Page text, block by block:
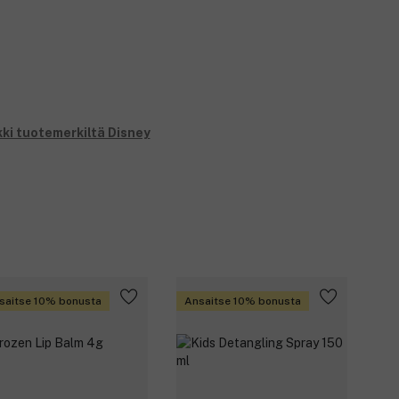
tuotemerkiltä Disney
10% bonusta Ansaitse 10% bonusta